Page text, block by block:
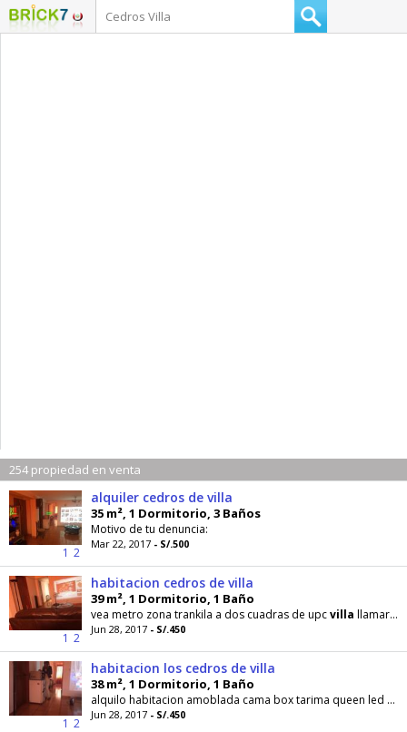
254 propiedad en venta
1 2
alquiler cedros de villa
35 m², 1 Dormitorio, 3 Baños
Motivo de tu denuncia:
Mar 22, 2017 - S/.500
1 2
habitacion cedros de villa
39 m², 1 Dormitorio, 1 Baño
vea metro zona trankila a dos cuadras de upcvilla llamar 949367986
Jun 28, 2017 - S/.450
1 2
habitacion los cedros de villa
38 m², 1 Dormitorio, 1 Baño
alquilo habitacion amoblada cama box tarima queen led 42 pulgadas 450 soles mensuales incluye luz agua cable wifi con acseso frio bar microndas...
Jun 28, 2017 - S/.450